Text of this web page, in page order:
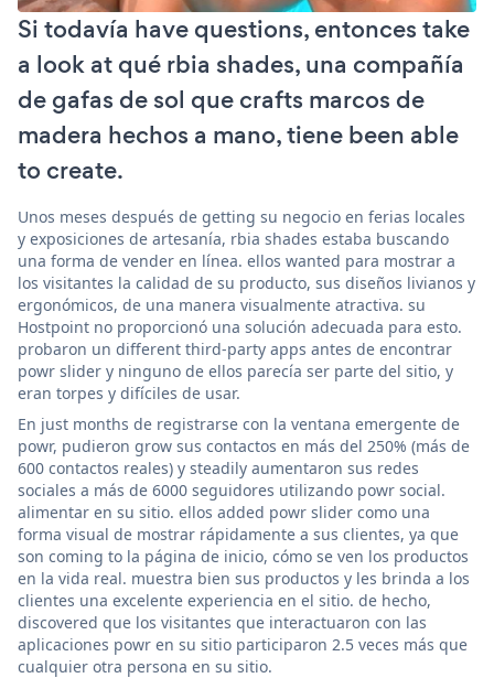
Si todavía have questions, entonces take
a look at qué rbia shades, una compañía
de gafas de sol que crafts marcos de
madera hechos a mano, tiene been able
to create.
Unos meses después de getting su negocio en ferias locales
y exposiciones de artesanía, rbia shades estaba buscando
una forma de vender en línea. ellos wanted para mostrar a
los visitantes la calidad de su producto, sus diseños livianos y
ergonómicos, de una manera visualmente atractiva. su
Hostpoint no proporcionó una solución adecuada para esto.
probaron un different third-party apps antes de encontrar
powr slider y ninguno de ellos parecía ser parte del sitio, y
eran torpes y difíciles de usar.
En just months de registrarse con la ventana emergente de
powr, pudieron grow sus contactos en más del 250% (más de
600 contactos reales) y steadily aumentaron sus redes
sociales a más de 6000 seguidores utilizando powr social.
alimentar en su sitio. ellos added powr slider como una
forma visual de mostrar rápidamente a sus clientes, ya que
son coming to la página de inicio, cómo se ven los productos
en la vida real. muestra bien sus productos y les brinda a los
clientes una excelente experiencia en el sitio. de hecho,
discovered que los visitantes que interactuaron con las
aplicaciones powr en su sitio participaron 2.5 veces más que
cualquier otra persona en su sitio.